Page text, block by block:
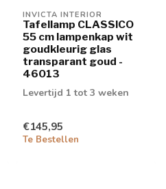
INVICTA INTERIOR
Tafellamp CLASSICO
55 cm lampenkap wit
goudkleurig glas
transparant goud -
46013
Levertijd 1 tot 3 weken
€145,95
Te Bestellen